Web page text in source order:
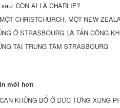
CÒN AI LÀ CHARLIE?
CHRISTCHURCH, MỘT NEW
Ở STRASBOURG LÀ TẤN CÔNG
TẠI TRUNG TÂM STRASBOURG
mới hơn
KHỦNG BỐ Ở ĐỨC TỪNG XUNG